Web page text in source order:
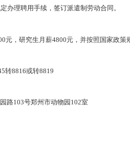
办理聘用手续，签订派遣制劳动合同。
4300元，研究生月薪4800元，并
转8816或转8819
路103号郑州市动物园102室